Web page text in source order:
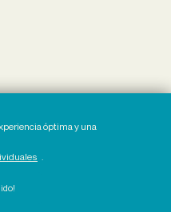
óptima y una
.